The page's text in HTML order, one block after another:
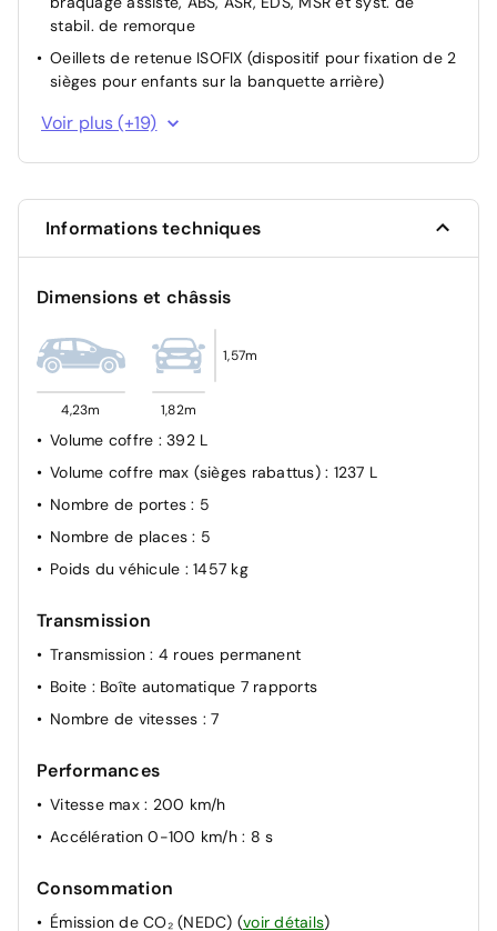
stabil. de remorque
Oeillets de retenue ISOFIX (dispositif pour fixation de 2
sièges pour enfants sur la banquette arrière)
Verrouillage centralisé sans SAFELOCK
Régulation des feux de route "Light Assist"
Allumage automatique des projecteurs, avec feux de
jour à LED, fct. Leaving Home et fonction manuelle
Coming Home
Réglage du site des phares
Blocs de feux arrière à technologie LED
Feux arrière de brouillard
Projecteurs antibrouillard et feux de braquage
Indicateur d'usure des plaquettes de frein
Détection de fatigue
Assistant de maintien de voie Lane Assist
fonction Auto Hold
Système de détection des piétons
Voir plus (+19)
Informations techniques
Dimensions et châssis
4,23m 1,82m
1,57m
Volume coffre : 392 L
Volume coffre max (sièges rabattus) : 1237 L
Nombre de portes: 5
Nombre de places: 5
Poids du véhicule : 1457 kg
Transmission
Transmission: 4 roues permanent
Boite : Boîte automatique 7 rapports
Nombre de vitesses : 7
Performances
Vitesse max : 200 km/h
Accélération 0-100 km/h : 8 s
Consommation
Émission de CO₂ (NEDC) (voir détails)